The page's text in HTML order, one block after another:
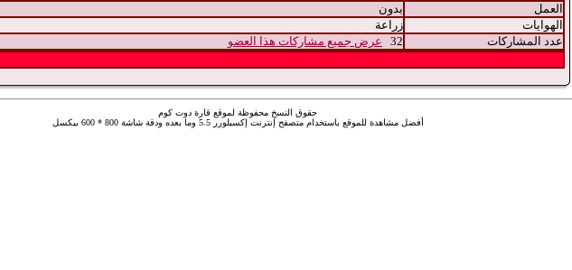
العمل
بدون
الهوايات
زراعة
عدد المشاركات
32 عرض جميع مشاركات هذا العضو
حقوق النسخ محفوظة لموقع قارة دوت كوم
أفضل مشاهدة للموقع باستخدام متصفح إنترنت إكسبلورر 5.5 وما بعده ودقة شاشة 800 * 600 بيكسل